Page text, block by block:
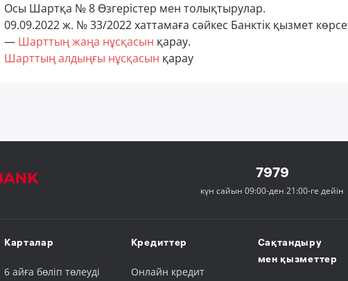
Осы Шартқа № 8 Өзгерістер мен толықтырулар.
09.09.2022 ж. № 33/2022 хаттамаға сәйкес Банктік қызмет
— Шарттың жаңа нұсқасын қарау.
Шарттың алдыңғы нұсқасын қарау
7979
күн сайын 09:00-ден 21:00-ге дейін
Карталар
6 айға бөліп төлеуді
Кредиттер
Онлайн кредит
Сақтандыру
мен қызметтер